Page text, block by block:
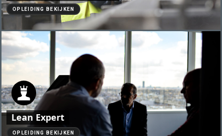
OPLEIDING BEKIJKEN
Lean Expert
OPLEIDING BEKIJKEN